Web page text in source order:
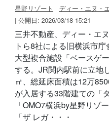
星野リゾート ディー・エヌ・
| 公開日: 2026/03/18 15:21
三井不動産、ディー・エ
トら8社による旧横浜市
大型複合施設「ベースゲ
する。JR関内駅前に立地
㎡、総延床面積は12万
が入居する33階建ての「
「OMO7横浜by星野リゾ
「ザ レガ・・・